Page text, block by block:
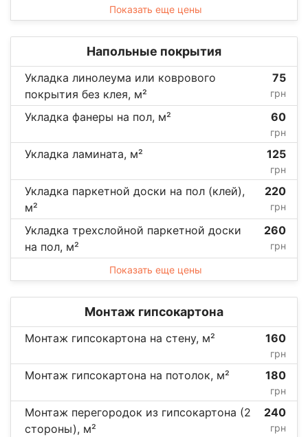
Показать еще цены
Напольные покрытия
Укладка линолеума или коврового
покрытия без клея, м²
75
грн
Укладка фанеры на пол, м² 60
грн
Укладка ламината, м² 125
грн
Укладка паркетной доски на пол (клей),
м²
220
грн
Укладка трехслойной паркетной доски
на пол, м²
260
грн
Показать еще цены
Монтаж гипсокартона
Монтаж гипсокартона на стену, м² 160
грн
Монтаж гипсокартона на потолок, м² 180
грн
Монтаж перегородок из гипсокартона (2
стороны), м²
240
грн